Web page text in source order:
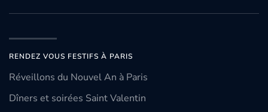
RENDEZ VOUS FESTIFS À PARIS
Réveillons du Nouvel An à Paris
Dîners et soirées Saint Valentin